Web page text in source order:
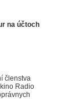
na účtoch
členstva
Radio